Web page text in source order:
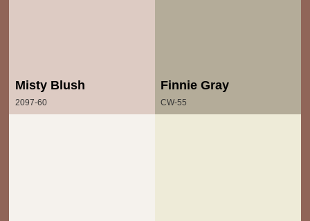
Misty Blush
2097-60
Finnie Gray
CW-55